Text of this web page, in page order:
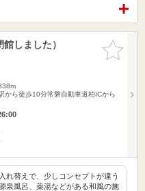
お気に入
りに追加
しました）
から徒歩10分常磐自動車道柏ICから
れ替えで、少しコンセプトが違う
泉風呂、薬湯などがある和風の施